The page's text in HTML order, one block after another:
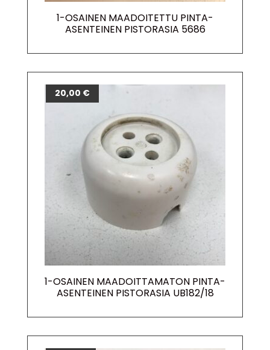
1-OSAINEN MAADOITETTU PINTA-
ASENTEINEN PISTORASIA 5686
1-OSAINEN MAADOITTAMATON PINTA-
ASENTEINEN PISTORASIA UB182/18
20,00 €